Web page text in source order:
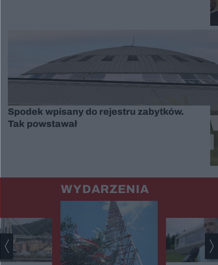
Spodek wpisany do rejestru zabytków.
Tak powstawał
WYDARZENIA